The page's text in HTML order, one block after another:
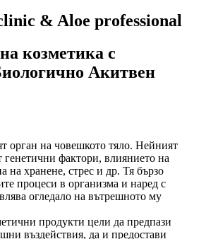
& Aloe professional
козметика с
Акитвен
орган на човешкото тяло. Нейният
фактори, влиянието на
на хранене, стрес и др. Тя бързо
процеси в организма и наред с
огледало на вътрешното му
продукти цели да предпази
въздействия, да и предостави